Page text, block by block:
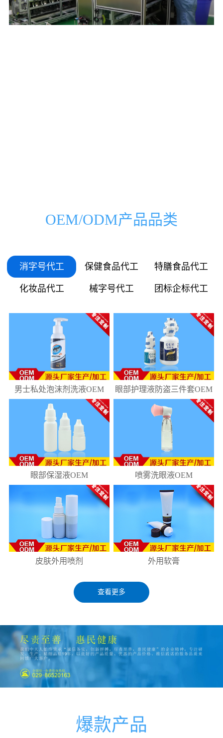
1332
1665
1998
2000
3000
06
08
10
072
109
145
181
218
OEM/ODM产品品类
消字号代工 保健食品代工 特膳食品代工
化妆品代工 械字号代工 团标企标代工
男士私处泡沫剂洗液OEM 眼部护理液防盗三件套OEM
眼部保湿液OEM 喷雾洗眼液OEM
皮肤外用喷剂 外用软膏
查看更多
爆款产品